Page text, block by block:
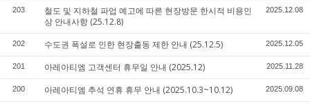
203
철도 및 지하철 파업 예고에 따른 현장방문 한시적 비용인
상 안내사항 (25.12.8)
2025.12.08
202 수도권 폭설로 인한 현장출동 제한 안내 (25.12.5) 2025.12.05
201 아레아티엠 고객센터 휴무일 안내 (2025.12) 2025.11.28
200 아레아티엠 추석 연휴 휴무 안내 (2025.10.3~10.12) 2025.09.08